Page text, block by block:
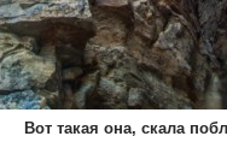
Вот такая она, скала